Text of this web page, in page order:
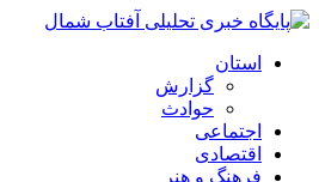
استان
گزارش
حوادث
اجتماعی
اقتصادی
فرهنگ و هنر